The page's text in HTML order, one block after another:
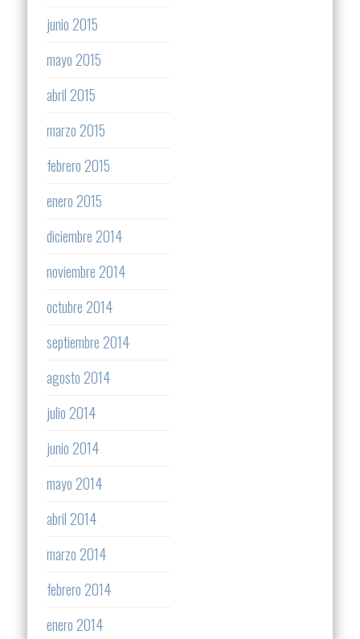
junio 2015
mayo 2015
abril 2015
marzo 2015
febrero 2015
enero 2015
diciembre 2014
noviembre 2014
octubre 2014
septiembre 2014
agosto 2014
julio 2014
junio 2014
mayo 2014
abril 2014
marzo 2014
febrero 2014
enero 2014